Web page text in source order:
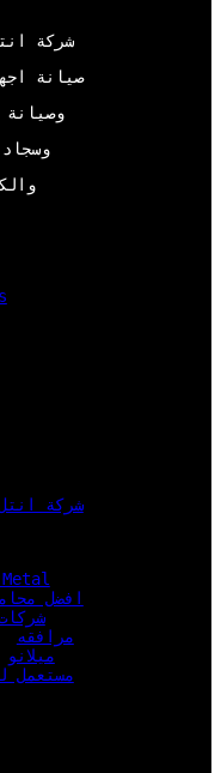
شركة
صيانة
وصيانة
شركة
افضل
مرافقه
ميلانو
مستعمل